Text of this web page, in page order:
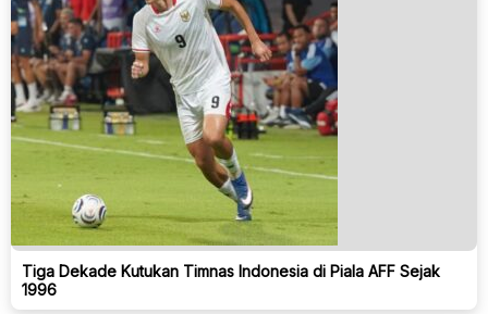
Tiga Dekade Kutukan Timnas Indonesia di Piala AFF Sejak
1996